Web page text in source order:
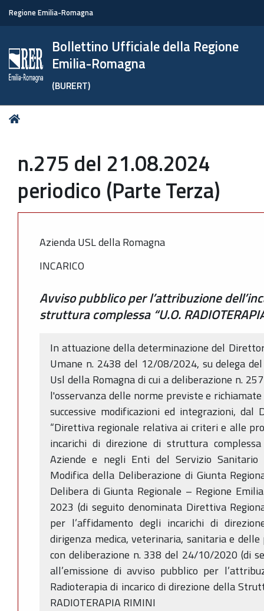
Regione Emilia-Romagna
Bollettino Ufficiale della Regione
Emilia-Romagna
(BURERT)
Tu
n.275 del 21.08.2024
periodico (Parte Terza)
Azienda USL della Romagna
INCARICO
Avviso pubblico per l’attribuzione
struttura complessa “U.O.
In attuazione della determinazione del
Umane n. 2438 del 12/08/2024, su delega
Usl della Romagna di cui a deliberazione n.
l'osservanza delle norme previste e
successive modificazioni ed integrazioni, dal
“Direttiva regionale relativa ai criteri e alle
incarichi di direzione di struttura
Aziende e negli Enti del Servizio Sanitario
Modifica della Deliberazione di Giunta
Delibera di Giunta Regionale – Regione
2023 (di seguito denominata Direttiva
per l’affidamento degli incarichi di
dirigenza medica, veterinaria, sanitaria e
con deliberazione n. 338 del 24/10/2020 (di
all’emissione di avviso pubblico per
Radioterapia di incarico di direzione della
RADIOTERAPIA RIMINI